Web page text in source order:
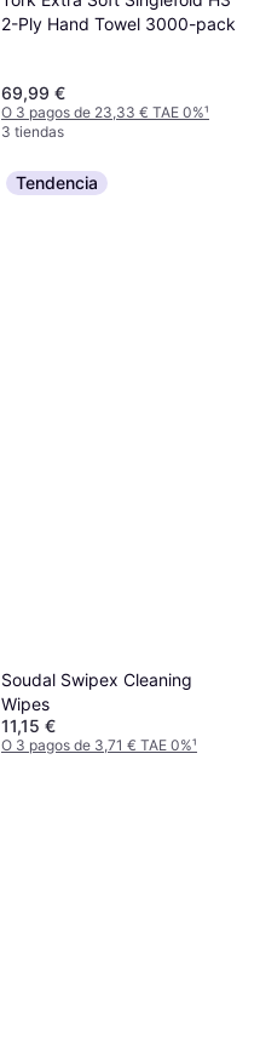
2-Ply Hand Towel 3000-pack
69,99 €
O 3 pagos de 23,33 € TAE 0%¹
3 tiendas
Tendencia
Soudal Swipex Cleaning
Wipes
11,15 €
O 3 pagos de 3,71 € TAE 0%¹